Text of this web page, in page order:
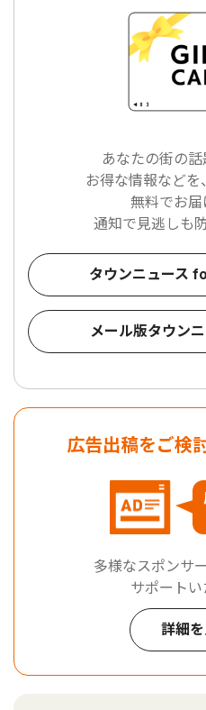
あなたの街の
お得な情報などを
無料でお届
通知で見逃しも
タウンニュース
メール版タウン
広告出稿をご検
多様なスポンサ
サポートい
詳細